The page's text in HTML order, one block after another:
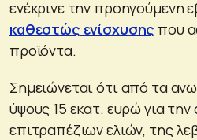
ενέκρινε την προηγούμενη
καθεστώς ενίσχυσης που
προϊόντα.
Σημειώνεται ότι από τα
ύψους 15 εκατ. ευρώ για
επιτραπέζιων ελιών, της